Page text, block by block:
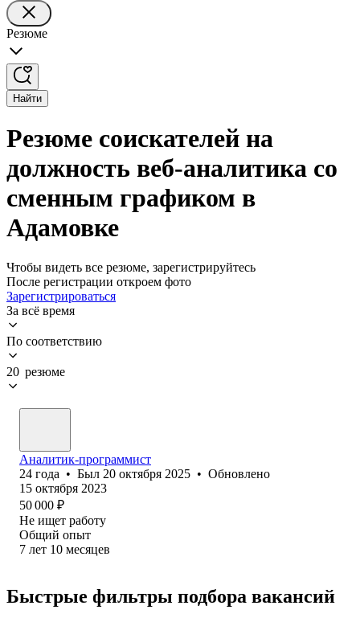
Резюме
Найти
Резюме соискателей на
должность веб-аналитика со
сменным графиком в
Адамовке
Чтобы видеть все резюме, зарегистрируйтесь
После регистрации откроем фото
Зарегистрироваться
За всё время
По соответствию
20 резюме
Аналитик-программист
24 года • Был 20 октября 2025 • Обновлено
15 октября 2023
50 000 ₽
Не ищет работу
Общий опыт
7 лет 10 месяцев
Быстрые фильтры подбора вакансий